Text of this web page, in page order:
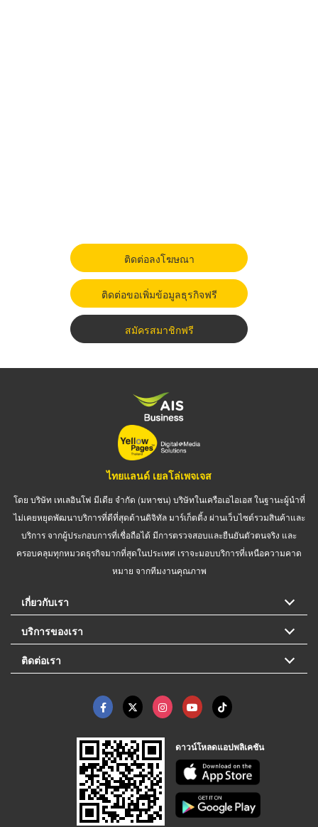
ติดต่อลงโฆษณา
ติดต่อขอเพิ่มข้อมูลธุรกิจฟรี
สมัครสมาชิกฟรี
ไทยแลนด์ เยลโล่เพจเจส
โดย บริษัท เทเลอินโฟ มีเดีย จำกัด (มหาชน) บริษัทในเครือเอไอเอส ในฐานะผู้นำที่
ไม่เคยหยุดพัฒนาบริการที่ดีที่สุดด้านดิจิทัล มาร์เก็ตติ้ง ผ่านเว็บไซต์รวมสินค้าและ
บริการ จากผู้ประกอบการที่เชื่อถือได้ มีการตรวจสอบและยืนยันตัวตนจริง และ
ครอบคลุมทุกหมวดธุรกิจมากที่สุดในประเทศ เราจะมอบบริการที่เหนือความคาด
หมาย จากทีมงานคุณภาพ
เกี่ยวกับเรา
บริการของเรา
ติดต่อเรา
ดาวน์โหลดแอปพลิเคชัน